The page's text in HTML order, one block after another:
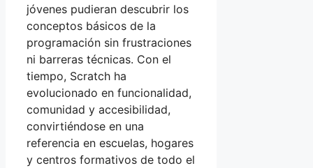
jóvenes pudieran descubrir los
conceptos básicos de la
programación sin frustraciones
ni barreras técnicas. Con el
tiempo, Scratch ha
evolucionado en funcionalidad,
comunidad y accesibilidad,
convirtiéndose en una
referencia en escuelas, hogares
y centros formativos de todo el